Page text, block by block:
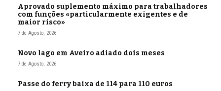
Aprovado suplemento máximo para trabalhadores
com funções «particularmente exigentes e de
maior risco»
7 de Agosto, 2026
Novo lago em Aveiro adiado dois meses
7 de Agosto, 2026
Passe do ferry baixa de 114 para 110 euros